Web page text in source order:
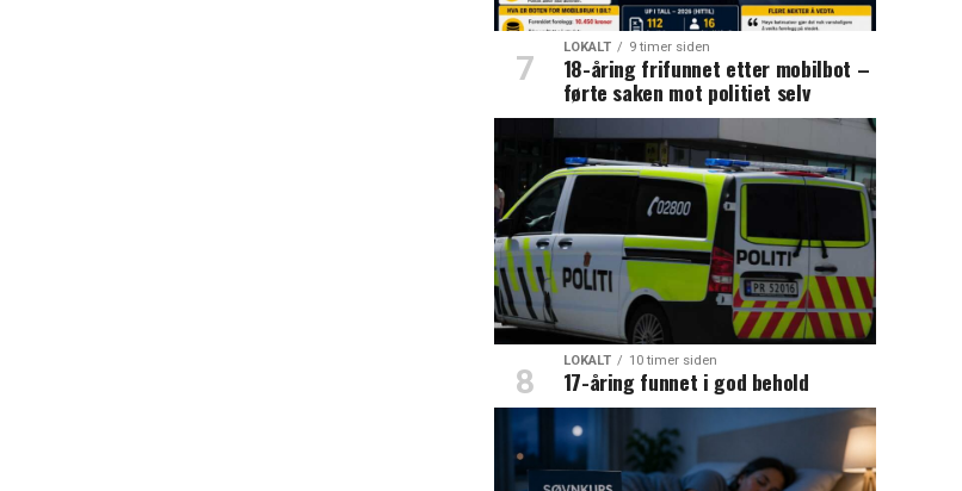
LOKALT 9 timer siden
18-åring frifunnet etter mobilbot –
førte saken mot politiet selv
LOKALT 10 timer siden
17-åring funnet i god behold